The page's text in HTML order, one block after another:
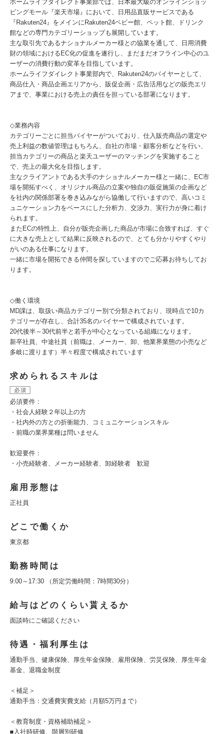
ホームライフダイレクト事業部では、日本最大級のオンラインショッ
ピングモール『楽天市場』において、日用品直販サービスである
『Rakuten24』をメインにRakuten24ベビー館、ペット館、ドリンク
館などの専門カテゴリーショップも展開しています。
主な取引先であるナショナルメーカー様との協業を通して、日用消費
財の領域におけるEC化の促進を遂行し、まだまだオフライン中心のユ
ーザーの消費行動の変革を目指しています。
ホームライフダイレクト事業部内で、Rakuten24のバイヤーとして、
商品仕入・商品企画エリアから、販促企画・広告活用などの販売エリ
アまで、事業における売上の責任を担っている部署になります。
◇業務内容
カテゴリーごとに担当バイヤーがついており、仕入販売商品の選定や
売上利益の数値管理はもちろん、自社の市場・顧客分析などを行い、
担当カテゴリーの商品と楽天ユーザーのマッチングを実施すること
で、売上の最大化を目指します。
主なクライアントである大手のナショナルメーカー様と一緒に、EC市
場を開拓すべく、オリジナル商品の立案や独自の販促施策の企画など
を社内の関係部署を巻き込みながら協働して行いますので、高いコミ
ュニケーション力をベースにした分析力、交渉力、実行力が身に着け
られます。
またECの特性上、自分が販売企画した商品が市場に合致すれば、すぐ
に大きな売上として結果に反映されるので、とても分かりやすくやり
がいのある仕事になります。
一緒に市場を開拓できる仲間を探していますのでご応募お待ちしてお
ります。
◇働く環境
MD課は、取扱い商品カテゴリー別で分類されており、現時点で10カ
テゴリーが存在し、合計35名のバイヤーで構成されています。
20代後半～30代前半と若手が中心となっている組織になります。
新卒社員、中途社員（前職は、メーカー、卸、他業界業態の小売など
多岐に渡ります）半々程度で構成されています
求められるスキルは
必須
必須要件：
・社会人経験２年以上の方
・社内外の方との折衝能力、コミュニケーションスキル
・前職の業界業種は問いません
歓迎要件：
・小売経験者、メーカー経験者、卸経験者 歓迎
雇用形態は
正社員
どこで働くか
東京都
勤務時間は
9:00～17:30 （所定労働時間：7時間30分）
給与はどのくらい貰えるか
面談時にご確認ください
待遇・福利厚生は
通勤手当、健康保険、厚生年金保険、雇用保険、労災保険、厚生年金
基金、退職金制度
＜補足＞
通勤手当：交通費実費支給（月額5万円まで）
＜教育制度・資格補助補足＞
■入社時研修、階層別研修